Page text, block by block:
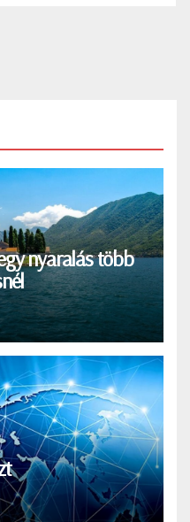
nyaralás több